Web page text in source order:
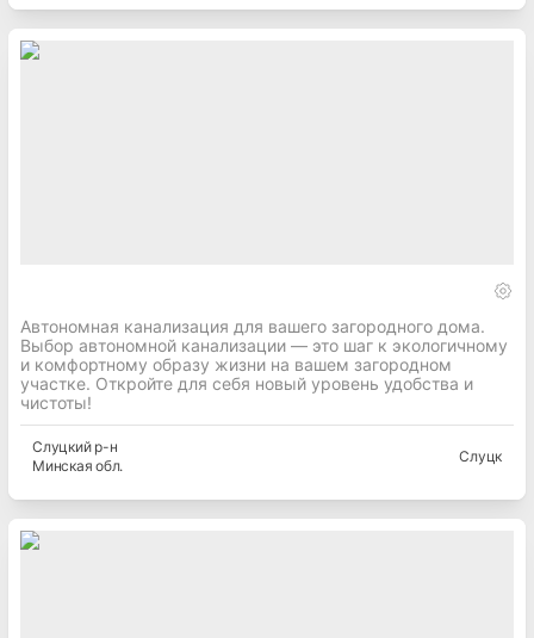
Автономная канализация для вашего загородного дома.
Выбор автономной канализации — это шаг к экологичному
и комфортному образу жизни на вашем загородном
участке. Откройте для себя новый уровень удобства и
чистоты!
Слуцкийр-н
Минская обл.
Слуцк